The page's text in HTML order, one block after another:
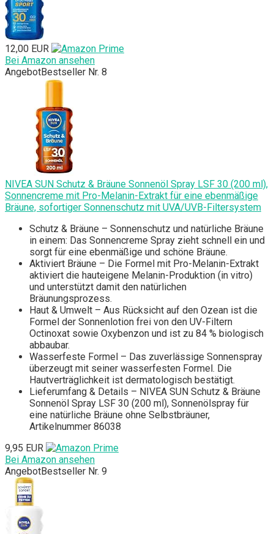
12,00 EUR
Bei Amazon ansehen
AngebotBestseller Nr. 8
NIVEA SUN Schutz & Bräune Sonnenöl Spray LSF 30 (200 ml),
Sonnencreme mit Pro-Melanin-Extrakt für eine ebenmäßige
Bräune, sofortiger Sonnenschutz mit UVA/UVB-Filtersystem
Schutz & Bräune – Sonnenschutz und natürliche Bräune
in einem: Das Sonnencreme Spray zieht schnell ein und
sorgt für eine ebenmäßige und schöne Bräune.
Aktiviert Bräune – Die Formel mit Pro-Melanin-Extrakt
aktiviert die hauteigene Melanin-Produktion (in vitro)
und unterstützt damit den natürlichen
Bräunungsprozess.
Haut & Umwelt – Aus Rücksicht auf den Ozean ist die
Formel der Sonnenlotion frei von den UV-Filtern
Octinoxat sowie Oxybenzon und ist zu 84 % biologisch
abbaubar.
Wasserfeste Formel – Das zuverlässige Sonnenspray
überzeugt mit seiner wasserfesten Formel. Die
Hautverträglichkeit ist dermatologisch bestätigt.
Lieferumfang & Details – NIVEA SUN Schutz & Bräune
Sonnenöl Spray LSF 30 (200 ml), Sonnenölspray für
eine natürliche Bräune ohne Selbstbräuner,
Artikelnummer 86038
9,95 EUR
Bei Amazon ansehen
AngebotBestseller Nr. 9